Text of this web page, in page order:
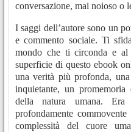
conversazione, mai noioso o
I saggi dell’autore sono un
e commento sociale. Ti
mondo che ti circonda e
superficie di questo ebook
una verità più profonda,
inquietante, un
della natura umana. Era
profondamente
complessità del cuore